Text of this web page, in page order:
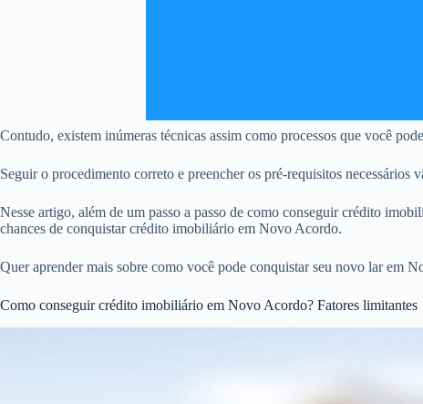
Contudo, existem inúmeras técnicas assim como processos que você
Seguir o procedimento correto e preencher os pré-requisitos
Nesse artigo, além de um passo a passo de como conseguir crédito
chances de conquistar crédito imobiliário em Novo Acordo.
Quer aprender mais sobre como você pode conquistar seu novo lar
Como conseguir crédito imobiliário em Novo Acordo? Fatores limitantes